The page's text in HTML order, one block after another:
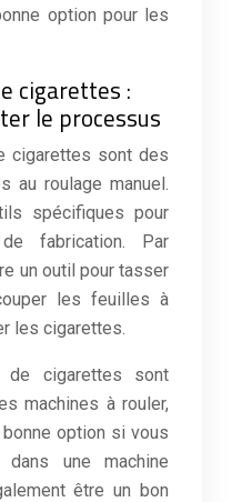
option pour les
cigarettes :
le processus
cigarettes sont des
au roulage manuel.
spécifiques pour
fabrication. Par
un outil pour tasser
les feuilles à
les cigarettes.
cigarettes sont
machines à rouler,
option si vous
une machine
être un bon